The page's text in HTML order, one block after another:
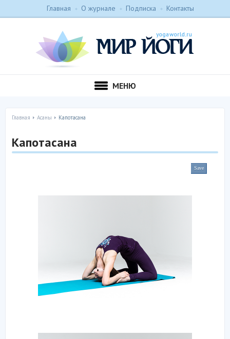
Главная О журнале Подписка Контакты
МЕНЮ
Главная Асаны Капотасана
Капотасана
Save